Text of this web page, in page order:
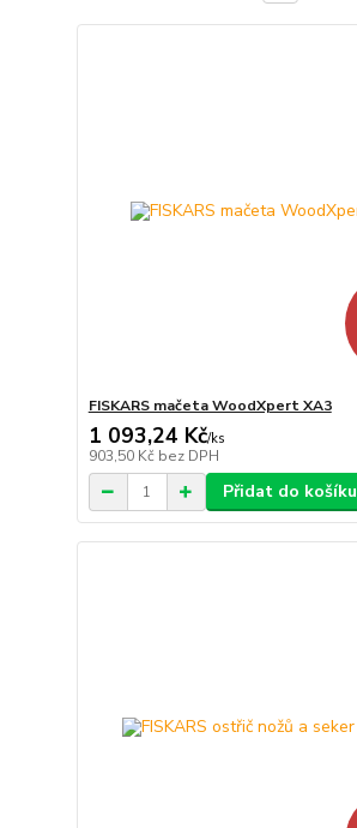
FISKARS mačeta WoodXpert XA3
1 093,24 Kč/ks
903,50 Kč bez DPH
Přidat do košíku